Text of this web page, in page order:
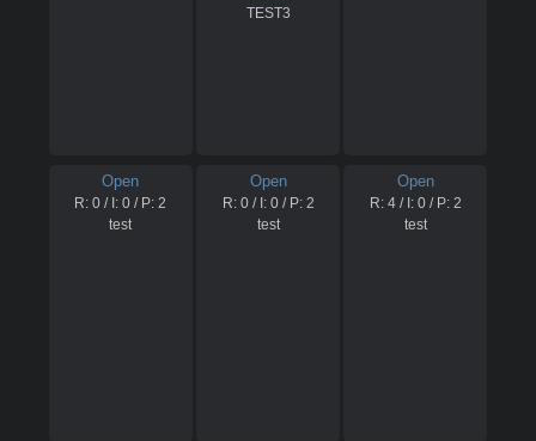
TEST3
Open
R:0 / I:0 / P: 2
test
Open
R: 0/ I: 0/ P: 2
test
Open
R: 4/ I: 0/ P: 2
test